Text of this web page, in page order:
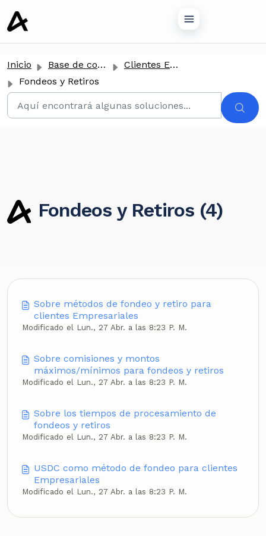
principal
Inicio Base de conocimientos
Clientes Empresariales
Fondeos y Retiros
Fondeos y Retiros (4)
Sobre métodos de fondeo y retiro para
clientes Empresariales
Modificado el Lun., 27 Abr. a las 8:23 P. M.
Sobre comisiones y montos
máximos/mínimos para fondeos y retiros
Modificado el Lun., 27 Abr. a las 8:23 P. M.
Sobre los tiempos de procesamiento de
fondeos y retiros
Modificado el Lun., 27 Abr. a las 8:23 P. M.
USDC como método de fondeo para clientes
Empresariales
Modificado el Lun., 27 Abr. a las 8:23 P. M.